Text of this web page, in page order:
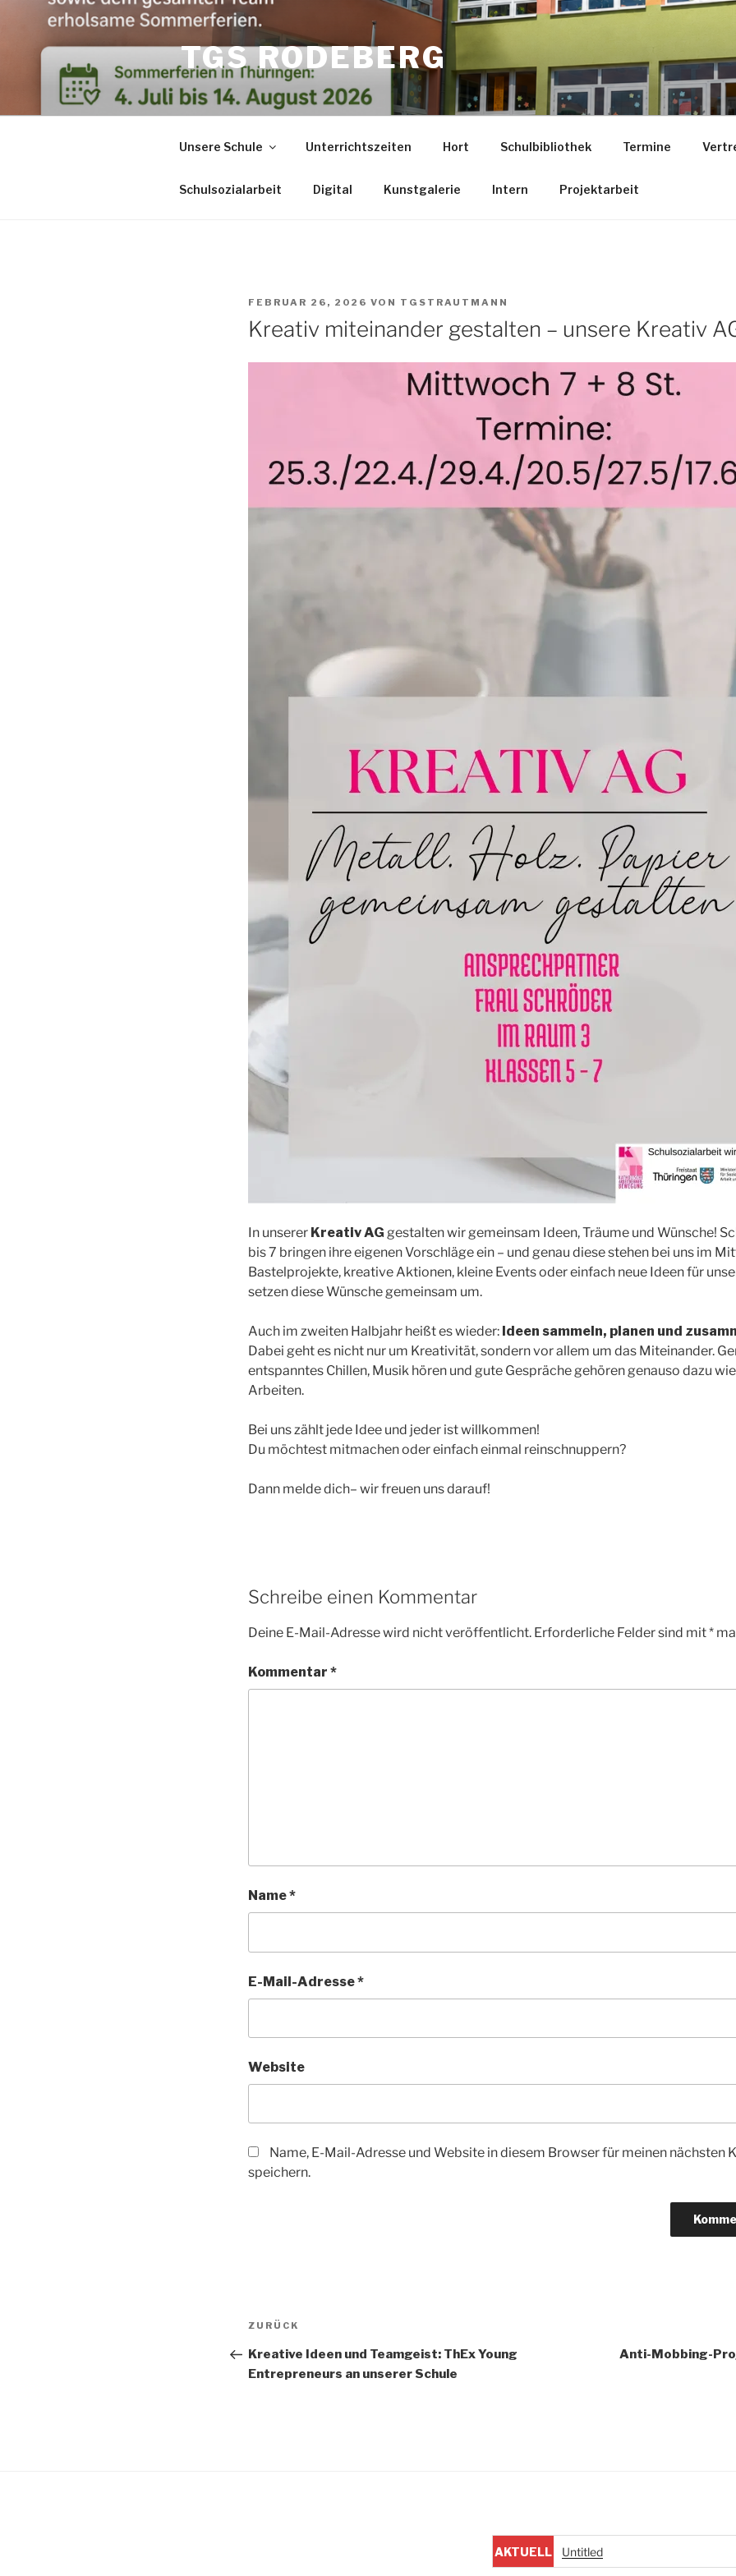
springen
TGS RODEBERG
Unsere Schule Unterrichtszeiten Hort Schulbibliothek Termine
Schulsozialarbeit Digital Kunstgalerie Intern Projektarbeit
VERÖFFENTLICHT
AM
FEBRUAR 26, 2026 VON TGSTRAUTMANN
Kreativ miteinander gestalten – unsere Kreativ
In unserer Kreativ AG gestalten wir gemeinsam Ideen, Träume und Wünsche!
bis 7 bringen ihre eigenen Vorschläge ein – und genau diese stehen bei uns im
Bastelprojekte, kreative Aktionen, kleine Events oder einfach neue Ideen für
setzen diese Wünsche gemeinsam um.
Auch im zweiten Halbjahr heißt es wieder: Ideen sammeln, planen und
Dabei geht es nicht nur um Kreativität, sondern vor allem um das Miteinander.
entspanntes Chillen, Musik hören und gute Gespräche gehören genauso dazu
Arbeiten.
Bei uns zählt jede Idee und jeder ist willkommen!
Du möchtest mitmachen oder einfach einmal reinschnuppern?
Dann melde dich– wir freuen uns darauf!
Schreibe einen Kommentar
Deine E-Mail-Adresse wird nicht veröffentlicht. Erforderliche Felder sind mit*
Kommentar *
Name*
E-Mail-Adresse*
Website
Name, E-Mail-Adresse und Website in diesem Browser für meinen nächsten
speichern.
Beitragsnavigation
Vorheriger
ZURÜCK
Kreative Ideen und Teamgeist: ThEx Young
Entrepreneurs an unserer Schule
Anti-Mobbing-
AKTUELL Untitled